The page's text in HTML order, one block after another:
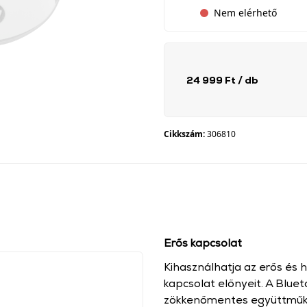
Nem elérhető
24 999 Ft / db
Cikkszám:306810
Erős kapcsolat
Kihasználhatja az erős és
kapcsolat előnyeit. A
zökkenőmentes